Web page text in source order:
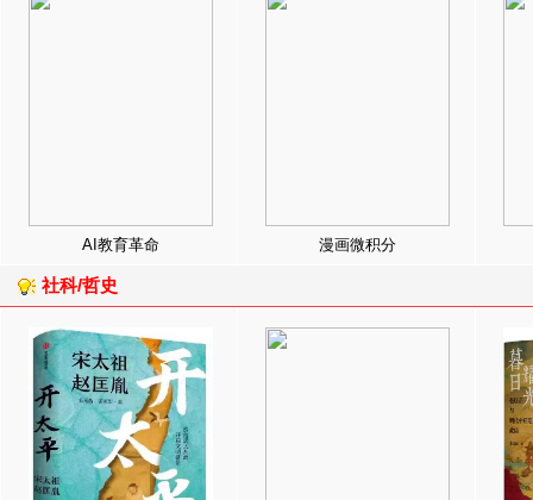
AI教育革命 漫画微积分
社科/哲史